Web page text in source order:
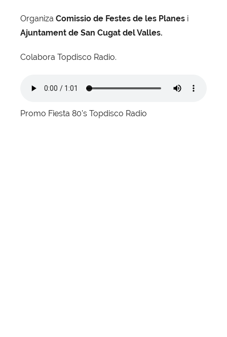
Organiza Comissio de Festes de les Planes i
Ajuntament de San Cugat del Valles.
Colabora Topdisco Radio.
Promo Fiesta 80’s Topdisco Radio